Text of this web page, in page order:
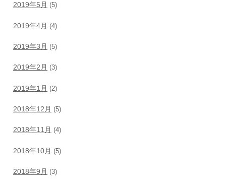
2019年5月 (5)
2019年4月 (4)
2019年3月 (5)
2019年2月 (3)
2019年1月 (2)
2018年12月 (5)
2018年11月 (4)
2018年10月 (5)
2018年9月 (3)